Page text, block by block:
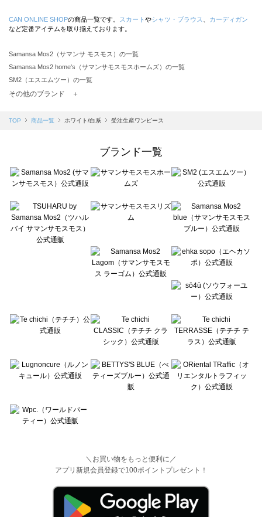
CAN ONLINE SHOPの商品一覧です。 スカート やシャツ・ブラウス
カーディガン
など定番アイテムを取り揃えております。
Samansa Mos2（サマンサ モスモス）の一覧
Samansa Mos2 home's（サマンサモスモスホームズ）の一覧
SM2（エスエムツー）の一覧
TSUHARU by Samansa Mos2（ツハルバイサマンサモスモス）の一覧
Samansa Mos2 blue（サマンサモスモス ブルー）の一覧
Te chichi（テチチ）の一覧
Te chichi CLASSIC（テチチ クラシック）の一覧
Lugnoncure（ルノンキュール）の一覧
BETTY'S BLUE（べティーズブルー）の一覧
Wpc.（ワールドパーティー）の一覧
その他のブランド ＋
TOP 商品一覧 ホワイト/白系 受注生産ワンピース
ブランド一覧
＼お買い物をもっと便利に／
アプリ新規会員登録で100ポイントプレゼント！